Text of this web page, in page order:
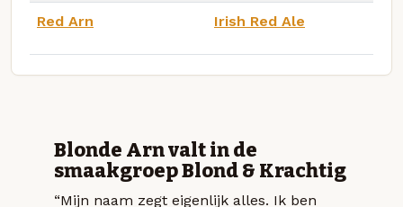
Red Arn Irish Red Ale
Blonde Arn valt in de
smaakgroep Blond & Krachtig
“Mijn naam zegt eigenlijk alles. Ik ben